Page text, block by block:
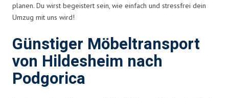
planen. Du wirst begeistert sein, wie einfach und stressfrei dein
Umzug mit uns wird!
Günstiger Möbeltransport
von Hildesheim nach
Podgorica